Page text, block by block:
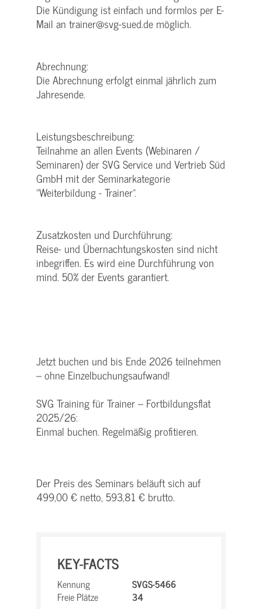
Die Kündigung ist einfach und formlos per E-
Mail an trainer@svg-sued.de möglich.
Abrechnung:
Die Abrechnung erfolgt einmal jährlich zum
Jahresende.
Leistungsbeschreibung:
Teilnahme an allen Events (Webinaren /
Seminaren) der SVG Service und Vertrieb Süd
GmbH mit der Seminarkategorie
"Weiterbildung - Trainer".
Zusatzkosten und Durchführung:
Reise- und Übernachtungskosten sind nicht
inbegriffen. Es wird eine Durchführung von
mind. 50% der Events garantiert.
Jetzt buchen und bis Ende 2026 teilnehmen
– ohne Einzelbuchungsaufwand!
SVG Training für Trainer – Fortbildungsflat
2025/26:
Einmal buchen. Regelmäßig profitieren.
Der Preis des Seminars beläuft sich auf
499,00 € netto, 593,81 € brutto.
KEY-FACTS
Kennung
SVGS-5466
Freie Plätze
34